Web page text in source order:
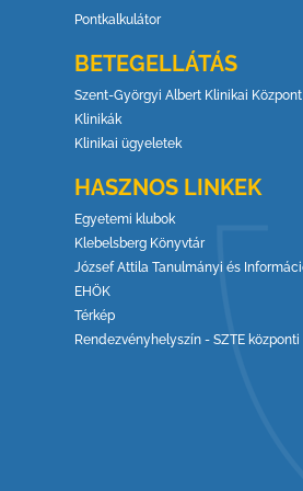
Pontkalkulátor
BETEGELLÁTÁS
Szent-Györgyi Albert Klinikai Központ
Klinikák
Klinikai ügyeletek
HASZNOS LINKEK
Egyetemi klubok
Klebelsberg Könyvtár
József Attila Tanulmányi és
EHÖK
Térkép
Rendezvényhelyszín - SZTE